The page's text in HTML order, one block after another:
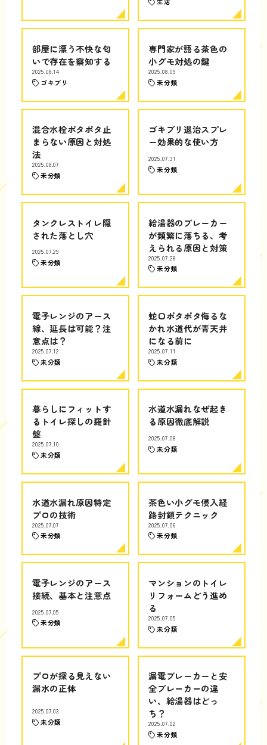
部屋に漂う不快な匂
いで存在を察知する
2025.08.14
ゴキブリ
専門家が語る茶色の
小グモ対処の鍵
2025.08.09
未分類
混合水栓ポタポタ止
まらない原因と対処
法
2025.08.07
未分類
ゴキブリ退治スプレ
ー効果的な使い方
2025.07.31
未分類
タンクレストイレ隠
された落とし穴
2025.07.29
未分類
給湯器のブレーカー
が頻繁に落ちる、考
えられる原因と対策
2025.07.28
未分類
電子レンジのアース
線、延長は可能？注
意点は？
2025.07.12
未分類
蛇口ポタポタ侮るな
かれ水道代が青天井
になる前に
2025.07.11
未分類
暮らしにフィットす
るトイレ探しの羅針
盤
2025.07.10
未分類
水道水漏れなぜ起き
る原因徹底解説
2025.07.08
未分類
水道水漏れ原因特定
プロの技術
2025.07.07
未分類
茶色い小グモ侵入経
路封鎖テクニック
2025.07.06
未分類
電子レンジのアース
接続、基本と注意点
2025.07.05
未分類
マンションのトイレ
リフォームどう進め
る
2025.07.05
未分類
プロが探る見えない
漏水の正体
2025.07.03
未分類
漏電ブレーカーと安
全ブレーカーの違
い、給湯器はどっ
ち？
2025.07.02
未分類